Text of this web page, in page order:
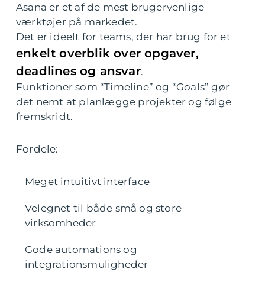
Asana er et af de mest brugervenlige
værktøjer på markedet.
Det er ideelt for teams, der har brug for et
enkelt overblik over opgaver,
deadlines og ansvar.
Funktioner som “Timeline” og “Goals” gør
det nemt at planlægge projekter og følge
fremskridt.
Fordele:
Meget intuitivt interface
Velegnet til både små og store
virksomheder
Gode automations og
integrationsmuligheder